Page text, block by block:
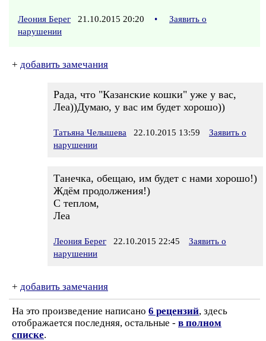
Леония Берег 21.10.2015 20:20 •
Заявить о
нарушении
+ добавить замечания
Рада, что "Казанские кошки" уже у вас,
Леа))Думаю, у вас им будет хорошо))
Татьяна Челышева 22.10.2015 13:59
Заявить о
нарушении
Танечка, обещаю, им будет с нами хорошо!)
Ждём продолжения!)
С теплом,
Леа
Леония Берег 22.10.2015 22:45
Заявить о
нарушении
+ добавить замечания
На это произведение написано 6 рецензий, здесь
отображается последняя, остальные - в полном
списке.